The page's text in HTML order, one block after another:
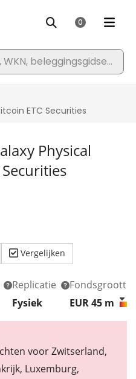
Physical
Vergelijken
Replicatie
Fysiek
Fondsgrootte
EUR 45 m
voor Zwitserland,
Luxemburg,